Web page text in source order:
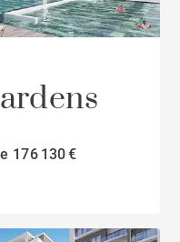
176 130 €